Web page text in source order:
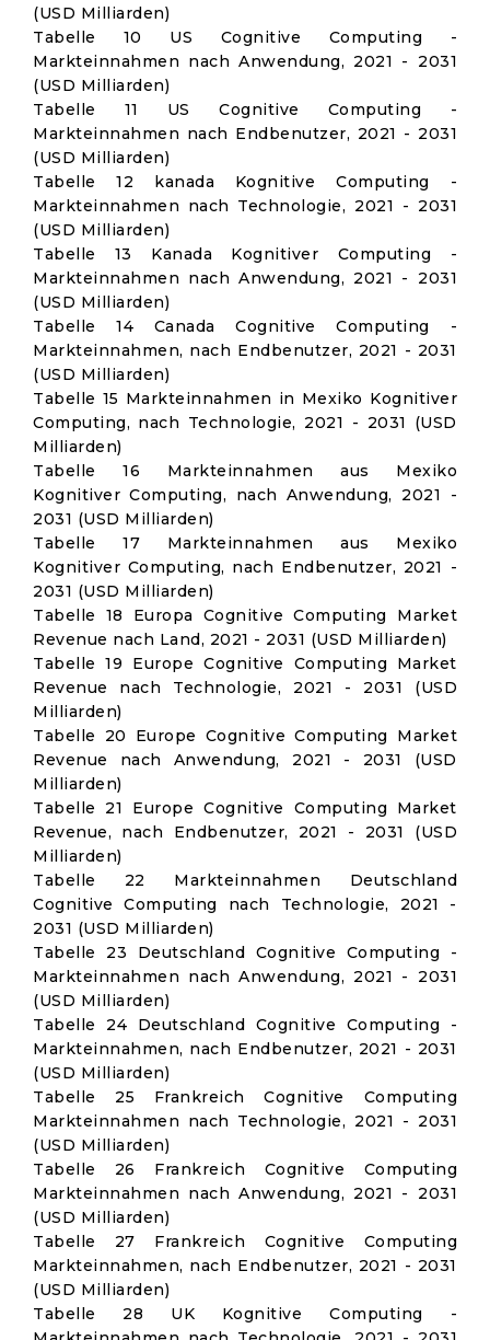
(USD Milliarden)
Tabelle 10 US Cognitive Computing -
Markteinnahmen nach Anwendung, 2021 - 2031
(USD Milliarden)
Tabelle 11 US Cognitive Computing -
Markteinnahmen nach Endbenutzer, 2021 - 2031
(USD Milliarden)
Tabelle 12 kanada Kognitive Computing -
Markteinnahmen nach Technologie, 2021 - 2031
(USD Milliarden)
Tabelle 13 Kanada Kognitiver Computing -
Markteinnahmen nach Anwendung, 2021 - 2031
(USD Milliarden)
Tabelle 14 Canada Cognitive Computing -
Markteinnahmen, nach Endbenutzer, 2021 - 2031
(USD Milliarden)
Tabelle 15 Markteinnahmen in Mexiko Kognitiver
Computing, nach Technologie, 2021 - 2031 (USD
Milliarden)
Tabelle 16 Markteinnahmen aus Mexiko
Kognitiver Computing, nach Anwendung, 2021 -
2031 (USD Milliarden)
Tabelle 17 Markteinnahmen aus Mexiko
Kognitiver Computing, nach Endbenutzer, 2021 -
2031 (USD Milliarden)
Tabelle 18 Europa Cognitive Computing Market
Revenue nach Land, 2021 - 2031 (USD Milliarden)
Tabelle 19 Europe Cognitive Computing Market
Revenue nach Technologie, 2021 - 2031 (USD
Milliarden)
Tabelle 20 Europe Cognitive Computing Market
Revenue nach Anwendung, 2021 - 2031 (USD
Milliarden)
Tabelle 21 Europe Cognitive Computing Market
Revenue, nach Endbenutzer, 2021 - 2031 (USD
Milliarden)
Tabelle 22 Markteinnahmen Deutschland
Cognitive Computing nach Technologie, 2021 -
2031 (USD Milliarden)
Tabelle 23 Deutschland Cognitive Computing -
Markteinnahmen nach Anwendung, 2021 - 2031
(USD Milliarden)
Tabelle 24 Deutschland Cognitive Computing -
Markteinnahmen, nach Endbenutzer, 2021 - 2031
(USD Milliarden)
Tabelle 25 Frankreich Cognitive Computing
Markteinnahmen nach Technologie, 2021 - 2031
(USD Milliarden)
Tabelle 26 Frankreich Cognitive Computing
Markteinnahmen nach Anwendung, 2021 - 2031
(USD Milliarden)
Tabelle 27 Frankreich Cognitive Computing
Markteinnahmen, nach Endbenutzer, 2021 - 2031
(USD Milliarden)
Tabelle 28 UK Kognitive Computing -